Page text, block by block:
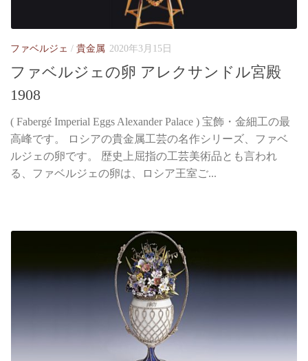
ファベルジェ / 貴金属 2020年3月15日
ファベルジェの卵 アレクサンドル宮殿
1908
( Fabergé Imperial Eggs Alexander Palace ) 宝飾・金細工の最
高峰です。 ロシアの貴金属工芸の名作シリーズ、ファベ
ルジェの卵です。 歴史上屈指の工芸美術品とも言われ
る、ファベルジェの卵は、ロシア王室ご...